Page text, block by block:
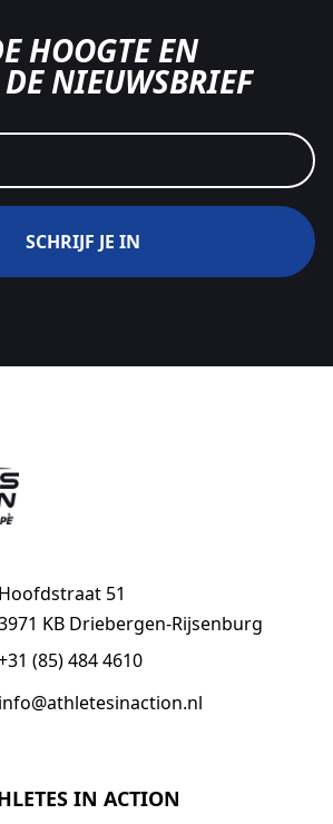
HOOGTE EN
NIEUWSBRIEF
Hoofdstraat 51
KB Driebergen-Rijsenburg
(85) 484 4610
info@athletesinaction.nl
IN ACTION